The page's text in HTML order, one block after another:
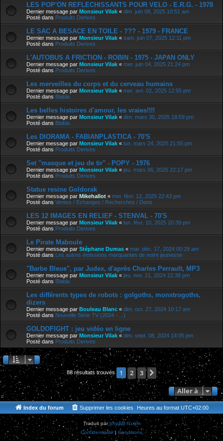
LES POP'ON REFLECHISSANTS POUR VELO - E.R.G. - 1978
Dernier message par Monsieur Vilak « dim. juin 08, 2025 10:51 am
Posté dans Produits Derives
LE SAC A BESACE EN TOILE - ??? - 1979 - FRANCE
Dernier message par Monsieur Vilak « sam. juin 07, 2025 12:11 pm
Posté dans Produits Derives
L'AUTOBUS A FRICTION - ROBIN - 1975 - JAPAN ONLY
Dernier message par Monsieur Vilak « mer. juin 04, 2025 21:24 pm
Posté dans Produits Derives
Les merveilles du corps et du cerveau humains
Dernier message par Monsieur Vilak « mer. avr. 02, 2025 12:55 pm
Posté dans Blabla
Les belles histoires d'amour, les vraies!!!!
Dernier message par Monsieur Vilak « dim. mars 30, 2025 18:59 pm
Posté dans Blabla
Les DIORAMA - FABIANPLASTICA - 70'S
Dernier message par Monsieur Vilak « lun. mars 24, 2025 21:55 pm
Posté dans Produits Derives
Set "masque et jeu de tir" - POPY - 1976
Dernier message par Monsieur Vilak « jeu. mars 06, 2025 22:17 pm
Posté dans Produits Derives
Statue resine Goldorak
Dernier message par Mikehallot « mer. févr. 12, 2025 22:43 pm
Posté dans Ventes / Echanges / Recherches / Dons
LES 12 IMAGES EN RELIEF - STENVAL - 70'S
Dernier message par Monsieur Vilak « lun. févr. 10, 2025 20:39 pm
Posté dans Produits Derives
Le Pirate Maboule
Dernier message par Stéphane Dumas « mar. déc. 17, 2024 00:29 am
Posté dans Les autres émissions marquantes de notre jeunesse
"Barbe Bleue", par Judex, d'après Charles Perrault, MP3
Dernier message par Monsieur Vilak « jeu. nov. 21, 2024 22:38 pm
Posté dans Blabla
Les différents types de robots : golgoths, monstrogoths,
dizers
Dernier message par Bouleau Blanc « dim. oct. 27, 2024 10:17 am
Posté dans Nouvelle Série TV (2024 - ...)
GOLDOFIGHT : jeu vidéo en ligne
Dernier message par Monsieur Vilak « dim. sept. 08, 2024 14:05 pm
Posté dans Produits Derives
88 résultats trouvés 1 2 3
Suivante
Aller à
Index du forum Heures au format UTC+02:00
Supprimer les cookies
Traduit parphpBB-fr.com
Confidentialité| Conditions